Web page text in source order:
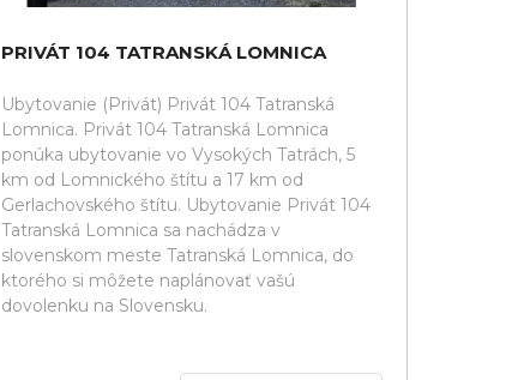
PRIVÁT 104 TATRANSKÁ LOMNICA
Ubytovanie (Privát) Privát 104 Tatranská
Lomnica. Privát 104 Tatranská Lomnica
ponúka ubytovanie vo Vysokých Tatrách, 5
km od Lomnického štítu a 17 km od
Gerlachovského štítu. Ubytovanie Privát 104
Tatranská Lomnica sa nachádza v
slovenskom meste Tatranská Lomnica, do
ktorého si môžete naplánovať vašú
dovolenku na Slovensku.